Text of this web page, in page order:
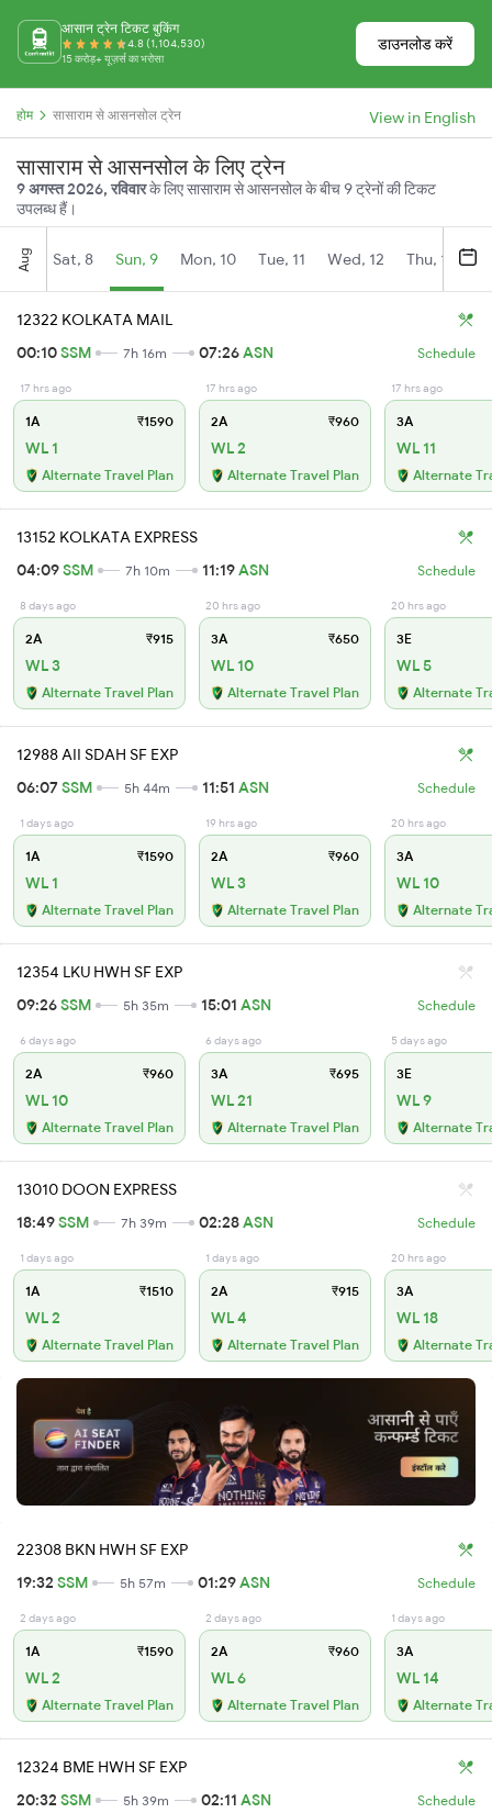
आसान ट्रेन टिकट बुकिंग
4.8 (1,104,530)
15 करोड़+ यूज़र्स का भरोसा
डाउनलोड करें
होम सासाराम से आसनसोल ट्रेन View in English
सासाराम से आसनसोल के लिए ट्रेन
9 अगस्त 2026, रविवारके लिए सासाराम से आसनसोल के बीच 9 ट्रेनों की टिकट
उपलब्ध हैं।
Aug Sat, 8 Sun, 9 Mon, 10 Tue, 11 Wed, 12 Thu, 13
12322 KOLKATA MAIL
00:10SSM 7h 16m 07:26ASN Schedule
17 hrs ago
1A ₹1590
WL 1
Alternate Travel Plan
17 hrs ago
2A ₹960
WL 2
Alternate Travel Plan
17 hrs ago
3A
WL 11
Alternate
13152 KOLKATA EXPRESS
04:09SSM 7h 10m 11:19ASN Schedule
8 days ago
2A ₹915
WL 3
Alternate Travel Plan
20 hrs ago
3A ₹650
WL 10
Alternate Travel Plan
20 hrs ago
3E
WL 5
Alternate
12988 AII SDAH SF EXP
06:07SSM 5h 44m 11:51 ASN Schedule
1 days ago
1A ₹1590
WL 1
Alternate Travel Plan
19 hrs ago
2A ₹960
WL 3
Alternate Travel Plan
20 hrs ago
3A
WL 10
Alternate
12354 LKU HWH SF EXP
09:26SSM 5h 35m 15:01 ASN Schedule
6 days ago
2A ₹960
WL 10
Alternate Travel Plan
6 days ago
3A ₹695
WL 21
Alternate Travel Plan
5 days ago
3E
WL 9
Alternate
13010 DOON EXPRESS
18:49SSM 7h 39m 02:28ASN Schedule
1 days ago
1A ₹1510
WL 2
Alternate Travel Plan
1 days ago
2A ₹915
WL 4
Alternate Travel Plan
20 hrs ago
3A
WL 18
Alternate
22308 BKN HWH SF EXP
19:32 SSM 5h 57m 01:29ASN Schedule
2 days ago
1A ₹1590
WL 2
Alternate Travel Plan
2 days ago
2A ₹960
WL 6
Alternate Travel Plan
1 days ago
3A
WL 14
Alternate
12324 BME HWH SF EXP
20:32 SSM 5h 39m 02:11 ASN Schedule